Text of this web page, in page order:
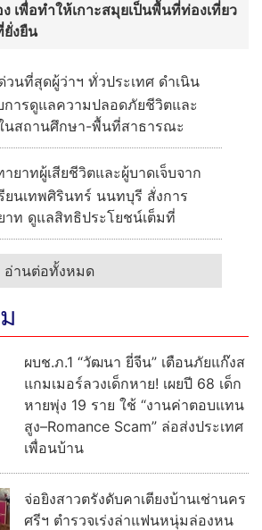
เพื่อทำให้เกาะสมุยเป็นพื้นที่ท่องเที่ยว
งยืน
วนที่สุดผู้ว่าฯ ทั่วประเทศ ดำเนิน
การดูแลความปลอดภัยชีวิตและ
นสถานศึกษา-พื้นที่สาธารณะ
ยาทผู้เสียชีวิตและผู้บาดเจ็บจาก
ยนเทพศิรินทร์ นนทบุรี สั่งการ
าท ดูแลสิทธิประโยชน์เต็มที่
อ่านต่อทั้งหมด
ผบช.ภ.1 “วัฒนา ยี่จีน” เตือนภัยแก๊งส
แกมเมอร์ลวงเด็กหาย! เผยปี 68 เด็ก
หายพุ่ง 19 ราย ใช้ “งานค่าตอบแทน
สูง–Romance Scam” ล่อส่งประเทศ
เพื่อนบ้าน
จ่อยิงสาวตรังดับคาเตียงบ้านเช่านคร
ศรีฯ ตำรวจเร่งล่าแฟนหนุ่มล่องหน